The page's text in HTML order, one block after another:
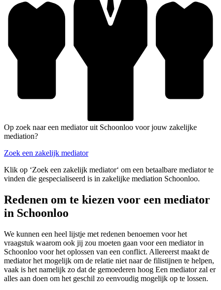
Op zoek naar een mediator uit Schoonloo voor jouw zakelijke
mediation?
Zoek een zakelijk mediator
Klik op ‘Zoek een zakelijk mediator‘ om een betaalbare mediator te
vinden die gespecialiseerd is in zakelijke mediation Schoonloo.
Redenen om te kiezen voor een mediator
in Schoonloo
We kunnen een heel lijstje met redenen benoemen voor het
vraagstuk waarom ook jij zou moeten gaan voor een mediator in
Schoonloo voor het oplossen van een conflict. Allereerst maakt de
mediator het mogelijk om de relatie niet naar de filistijnen te helpen,
vaak is het namelijk zo dat de gemoederen hoog Een mediator zal er
alles aan doen om het geschil zo eenvoudig mogelijk op te lossen.